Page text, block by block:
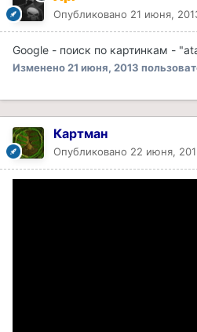
Опубликовано 21 июня,
Google - поиск по картинкам -
Изменено21 июня, 2013
Картман
Опубликовано 22 июня,